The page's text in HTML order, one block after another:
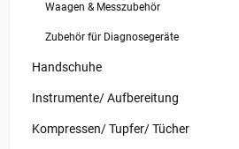
Waagen & Messzubehör
Zubehör für Diagnosegeräte
Handschuhe
Instrumente/ Aufbereitung
Kompressen/ Tupfer/ Tücher